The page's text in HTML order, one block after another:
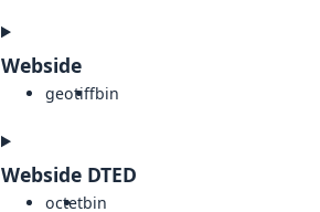
Webside
geotiffbin
Webside DTED
octetbin